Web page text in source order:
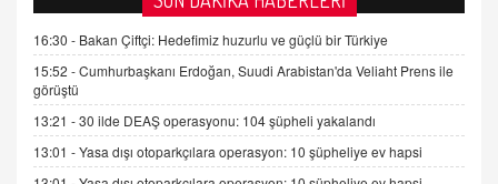
Kişisel verilerin korunması ve dijital hukukun
gelişimi
15.09.2025 16:17
SEHER EREK
Kış Ayları Geldi, Hangi Önlemler Alınmalı?
9.12.2025 10:11
16:30 - Bakan Çiftçi: Hedefimiz huzurlu ve güçlü bir Türkiye
15:52 -Cumhurbaşkanı Erdoğan, Suudi Arabistan'da Veliaht Prens ile
görüştü
13:21 -30 ilde DEAŞ operasyonu: 104 şüpheli yakalandı
13:01 -Yasa dışı otoparkçılara operasyon: 10 şüpheliye ev hapsi